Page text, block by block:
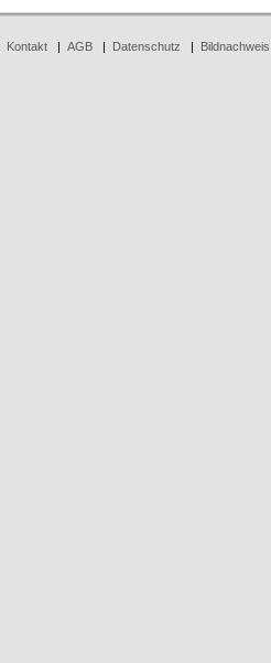
Kontakt| AGB| Datenschutz Bildnachweis